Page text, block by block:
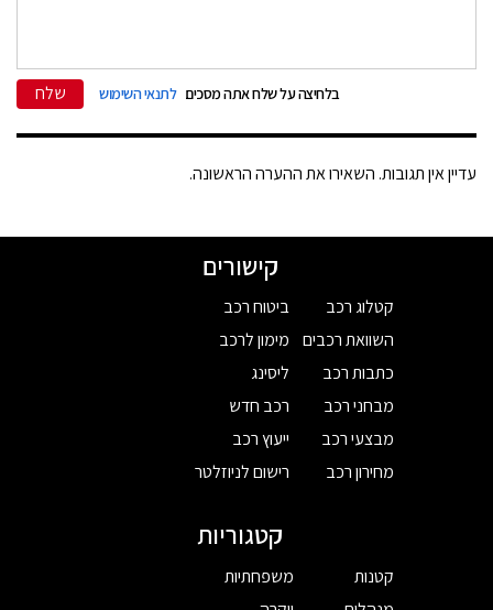
בלחיצה על שלח אתה מסכים לתנאי השימוש שלח
עדיין אין תגובות. השאירו את ההערה הראשונה.
קישורים
קטלוג רכב
השוואת רכבים
כתבות רכב
מבחני רכב
מבצעי רכב
מחירון רכב
ביטוח רכב
מימון לרכב
ליסינג
רכב חדש
ייעוץ רכב
רישום לניוזלטר
קטגוריות
קטנות
משפחתיות